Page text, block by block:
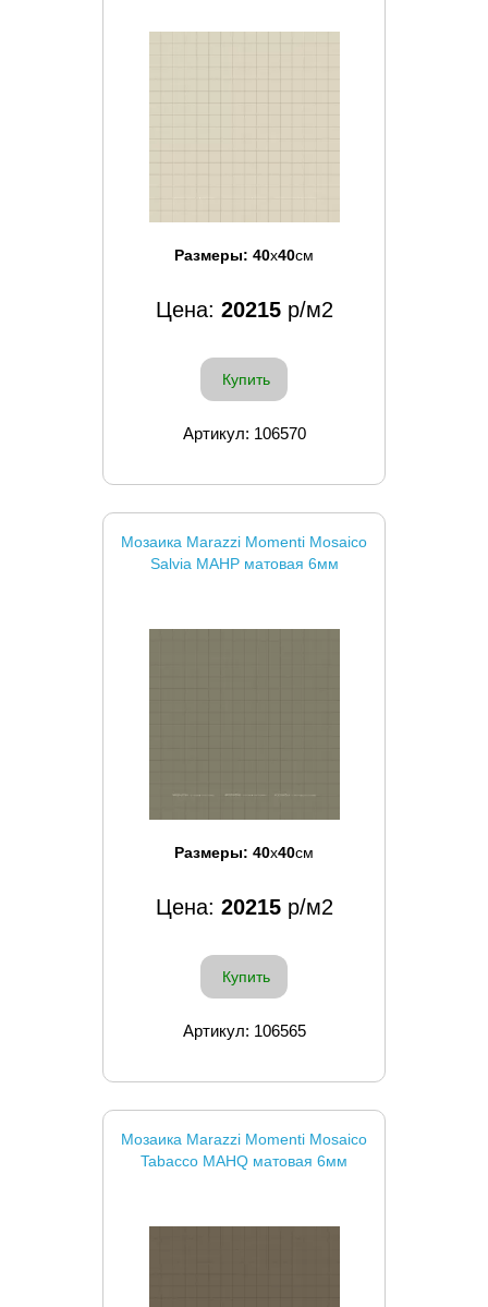
Размеры: 40x40см
Цена: 20215р/м2
Купить
Артикул: 106570
Мозаика Marazzi Momenti Mosaico
Salvia MAHP матовая 6мм
Размеры: 40x40см
Цена: 20215р/м2
Купить
Артикул: 106565
Мозаика Marazzi Momenti Mosaico
Tabacco MAHQ матовая 6мм